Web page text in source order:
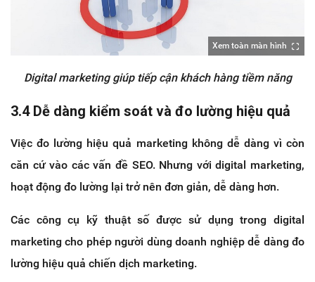
Xem toàn màn hình
Digital marketing giúp tiếp cận khách hàng tiềm năng
3.4 Dễ dàng kiểm soát và đo lường hiệu quả
Việc đo lường hiệu quả marketing không dễ dàng vì còn
căn cứ vào các vấn đề SEO. Nhưng với digital marketing,
hoạt động đo lường lại trở nên đơn giản, dễ dàng hơn.
Các công cụ kỹ thuật số được sử dụng trong digital
marketing cho phép người dùng doanh nghiệp dễ dàng đo
lường hiệu quả chiến dịch marketing.